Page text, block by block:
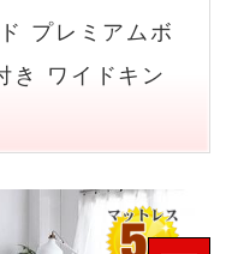
プレミアムボ
き ワイドキン